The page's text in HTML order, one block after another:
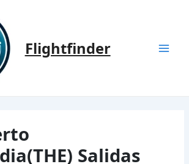
Flightfinder
Salidas